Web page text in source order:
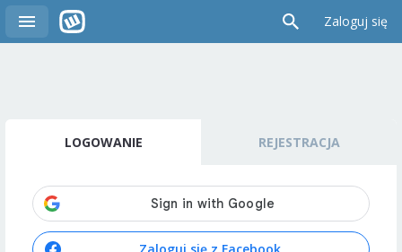
Zaloguj się
LOGOWANIE REJESTRACJA